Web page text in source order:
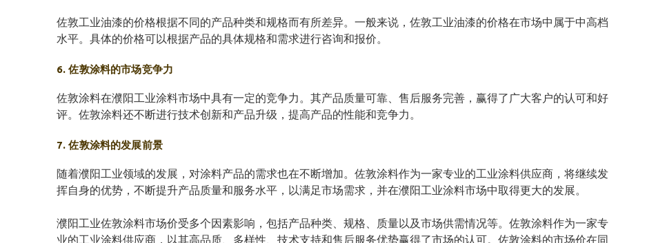
佐敦工业油漆的价格根据不同的产品种类和规格而有所差异。一般来说，佐敦工业油漆的价格在市场中属于中高档
水平。具体的价格可以根据产品的具体规格和需求进行咨询和报价。
6. 佐敦涂料的市场竞争力
佐敦涂料在濮阳工业涂料市场中具有一定的竞争力。其产品质量可靠、售后服务完善，赢得了广大客户的认可和好
评。佐敦涂料还不断进行技术创新和产品升级，提高产品的性能和竞争力。
7. 佐敦涂料的发展前景
随着濮阳工业领域的发展，对涂料产品的需求也在不断增加。佐敦涂料作为一家专业的工业涂料供应商，将继续发
挥自身的优势，不断提升产品质量和服务水平，以满足市场需求，并在濮阳工业涂料市场中取得更大的发展。
濮阳工业佐敦涂料市场价受多个因素影响，包括产品种类、规格、质量以及市场供需情况等。佐敦涂料作为一家专
业的工业涂料供应商，以其高品质、多样性、技术支持和售后服务优势赢得了市场的认可。佐敦涂料的市场价在同